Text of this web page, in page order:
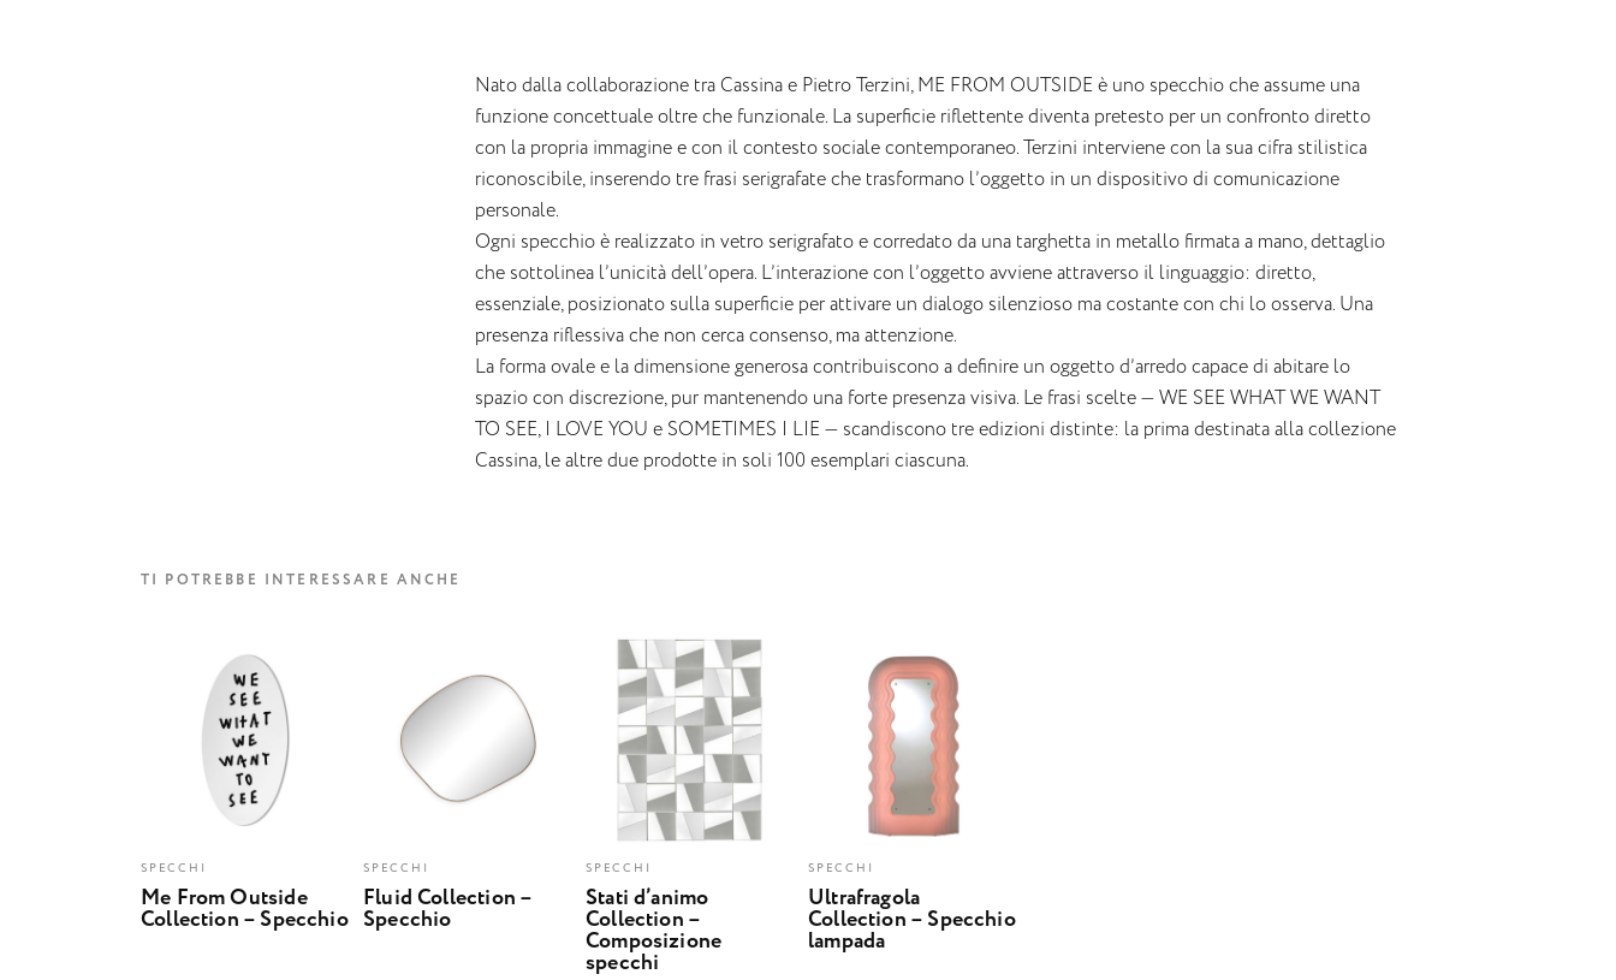
Nato dalla collaborazione tra Cassina e Pietro Terzini, ME FROM OUTSIDE è uno specchio che assume una
funzione concettuale oltre che funzionale. La superficie riflettente diventa pretesto per un confronto diretto
con la propria immagine e con il contesto sociale contemporaneo. Terzini interviene con la sua cifra stilistica
riconoscibile, inserendo tre frasi serigrafate che trasformano l’oggetto in un dispositivo di comunicazione
personale.
Ogni specchio è realizzato in vetro serigrafato e corredato da una targhetta in metallo firmata a mano, dettaglio
che sottolinea l’unicità dell’opera. L’interazione con l’oggetto avviene attraverso il linguaggio: diretto,
essenziale, posizionato sulla superficie per attivare un dialogo silenzioso ma costante con chi lo osserva. Una
presenza riflessiva che non cerca consenso, ma attenzione.
La forma ovale e la dimensione generosa contribuiscono a definire un oggetto d’arredo capace di abitare lo
spazio con discrezione, pur mantenendo una forte presenza visiva. Le frasi scelte — WE SEE WHAT WE WANT
TO SEE, I LOVE YOU e SOMETIMES I LIE — scandiscono tre edizioni distinte: la prima destinata alla collezione
Cassina, le altre due prodotte in soli 100 esemplari ciascuna.
TI POTREBBE INTERESSARE ANCHE
SPECCHI
Me From Outside
Collection – Specchio
SPECCHI
Fluid Collection –
Specchio
SPECCHI
Stati d’animo
Collection –
Composizione
specchi
SPECCHI
Ultrafragola
Collection – Specchio
lampada